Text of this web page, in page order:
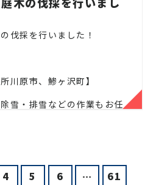
ション、アパートなどの庭
理なども対応しております
ろがねもち、もみの木、どん
ヤキ、コノデカシワ、マキの
ト、アオハダ、いちじく、椰
伐採を行いました！
川原市、鯵ヶ沢町】
雪・排雪などの作業もお任
4 5 6 …
61